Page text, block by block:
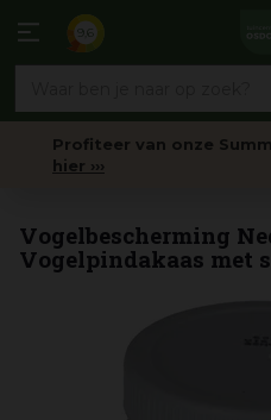
naar
Profiteer van onze
hier ›››
Vogelbescherming
Vogelpindakaas met